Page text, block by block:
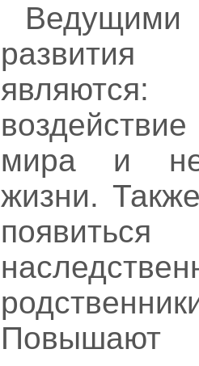
развития
являются:
мира и
жизни.